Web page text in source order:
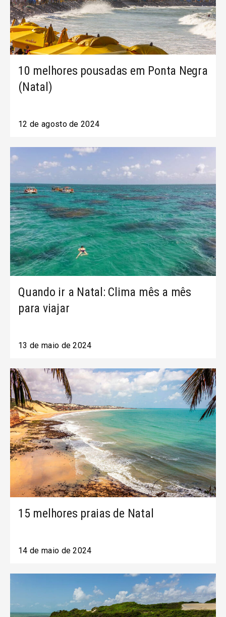
10 melhores pousadas em Ponta Negra
(Natal)
12 de agosto de 2024
Quando ir a Natal: Clima mês a mês
para viajar
13 de maio de 2024
15 melhores praias de Natal
14 de maio de 2024